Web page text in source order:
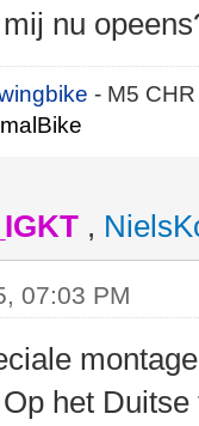
nu
- M5
,
07:03 PM
het